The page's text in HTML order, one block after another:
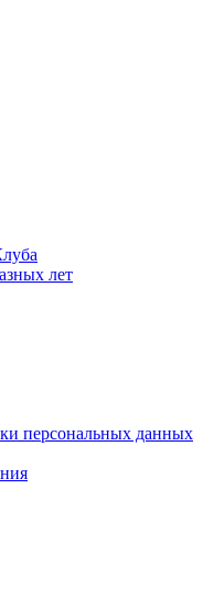
лет
персональных данных